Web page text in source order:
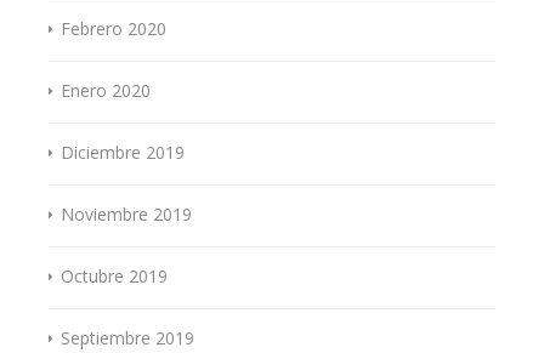
Febrero 2020
Enero 2020
Diciembre 2019
Noviembre 2019
Octubre 2019
Septiembre 2019